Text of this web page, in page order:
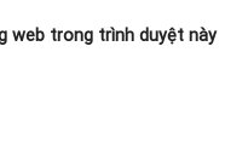
web trong trình duyệt này